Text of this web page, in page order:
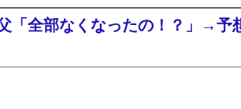
「全部なくなったの！？」→予